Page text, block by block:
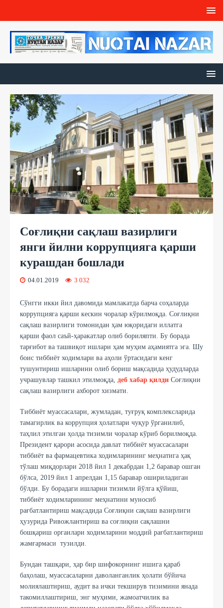
Соғлиқни сақлаш вазирлиги
янги йилни коррупцияга қарши
курашдан бошлади
04.01.2019 3 032
Сўнгги икки йил давомида мамлакатда барча соҳаларда
коррупцияга қарши кескин чоралар кўрилмоқда. Соғлиқни
сақлаш вазирлиги томонидан ҳам юқоридаги иллатга
қарши фаол саъй-ҳаракатлар олиб бориляпти. Бу борада
тарғибот ва ташвиқот ишлари ҳам муҳим аҳамиятга эга. Шу
боис тиббиёт ходимлари ва аҳоли ўртасидаги кенг
тушунтириш ишларини олиб бориш мақсадида ҳудудларда
учрашувлар ташкил этилмоқда, деб хабар қилди Соғлиқни
сақлаш вазирлиги ахборот хизмати.
Тиббиёт муассасалари, жумладан, туғруқ комплексларида
тамагирлик ва коррупция ҳолатлари чуқур ўрганилиб,
таҳлил этилган ҳолда тизимли чоралар кўриб борилмоқда.
Президент қарори асосида давлат тиббиёт муассасалари
тиббиёт ва фармацевтика ходимларининг меҳнатига ҳақ
тўлаш миқдорлари 2018 йил 1 декабрдан 1,2 баравар ошган
бўлса, 2019 йил 1 апрелдан 1,15 баравар ошириладиган
бўлди. Бу борадаги ишларни тизимли йўлга қўйиш,
тиббиёт ходимларининг меҳнатини муносиб
рағбатлантириш мақсадида Соғлиқни сақлаш вазирлиги
ҳузурида Ривожлантириш ва соғлиқни сақлашни
бошқариш органлари ходимларини моддий рағбатлантириш
жамғармаси тузилди.
Бундан ташқари, ҳар бир шифокорнинг ишига қараб
баҳолаш, муассасаларни даволанганлик ҳолати бўйича
молиялаштириш, аудит ва ички текширув тизимини янада
такомиллаштириш, энг муҳими, жамоатчилик ва